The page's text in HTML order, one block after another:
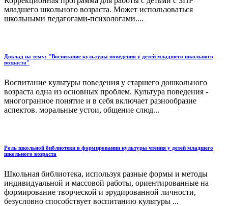
младшего школьного возраста. Может использоваться
школьными педагогами-психологами....
Доклад на тему: "Воспитание культуры поведения у детей младшего школьного
возраста"
Воспитание культуры поведения у старшего дошкольного
возраста одна из основных проблем. Культура поведения -
многогранное понятие и в себя включает разнообразие
аспектов. моральные устои, общение слюд...
Роль школьной библиотеки в формировании культуры чтения у детей младшего
школьного возраста
Школьная библиотека, используя разные формы и методы
индивидуальной и массовой работы, ориентированные на
формирование творческой и эрудированной личности,
безусловно способствует воспитанию культуры ...